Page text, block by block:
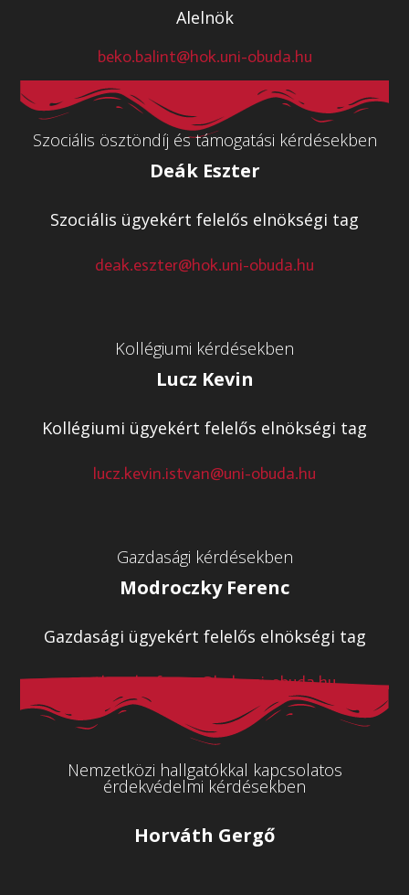
Alelnök
beko.balint@hok.uni-obuda.hu
Szociális ösztöndíj és támogatási kérdésekben
Deák Eszter
Szociális ügyekért felelős elnökségi tag
deak.eszter@hok.uni-obuda.hu
Kollégiumi kérdésekben
Lucz Kevin
Kollégiumi ügyekért felelős elnökségi tag
lucz.kevin.istvan@uni-obuda.hu
Gazdasági kérdésekben
Modroczky Ferenc
Gazdasági ügyekért felelős elnökségi tag
modroczky.ferenc@hok.uni-obuda.hu
Nemzetközi hallgatókkal kapcsolatos
érdekvédelmi kérdésekben
Horváth Gergő